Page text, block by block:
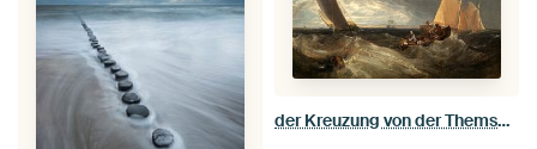
der Kreuzung von der Themse und der Medway, Joseph Mallord William Turner